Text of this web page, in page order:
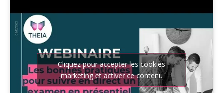
Cliquez pour accepter les cookies
marketing et activer ce contenu